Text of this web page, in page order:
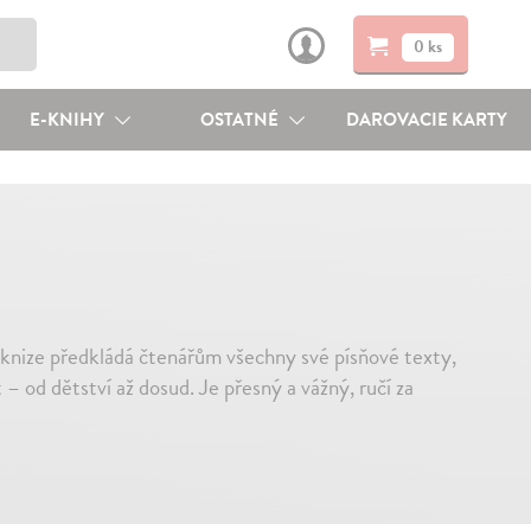
0 ks
E-KNIHY OSTATNÉ DAROVACIE KARTY
předkládá čtenářům všechny své písňové texty,
od dětství až dosud. Je přesný a vážný, ručí za